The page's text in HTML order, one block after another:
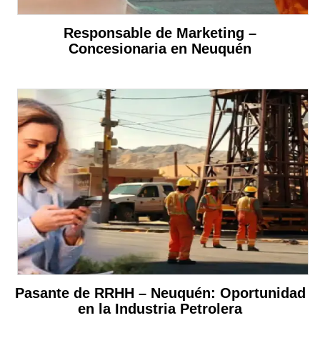
Responsable de Marketing –
Concesionaria en Neuquén
Pasante de RRHH – Neuquén: Oportunidad
en la Industria Petrolera